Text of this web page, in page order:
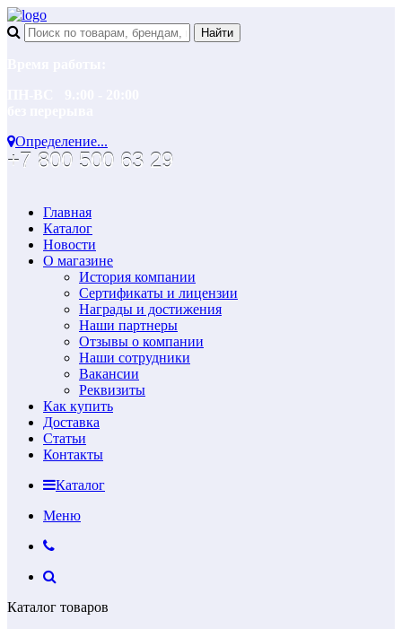
Определение...
+7 800 500 63 29
Главная
Каталог
Новости
О магазине
История компании
Сертификаты и лицензии
Награды и достижения
Наши партнеры
Отзывы о компании
Наши сотрудники
Вакансии
Реквизиты
Как купить
Доставка
Статьи
Контакты
Каталог
Меню
Каталог товаров